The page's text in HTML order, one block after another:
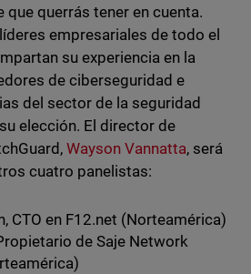
que querrás tener en cuenta.
empresariales de todo el
su experiencia en la
de ciberseguridad e
del sector de la seguridad
elección. El director de
Wayson Vannatta, será
cuatro panelistas:
CTO en F12.net (Norteamérica)
de Saje Network